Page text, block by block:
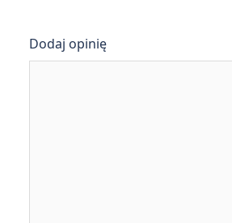
Dodaj opinię